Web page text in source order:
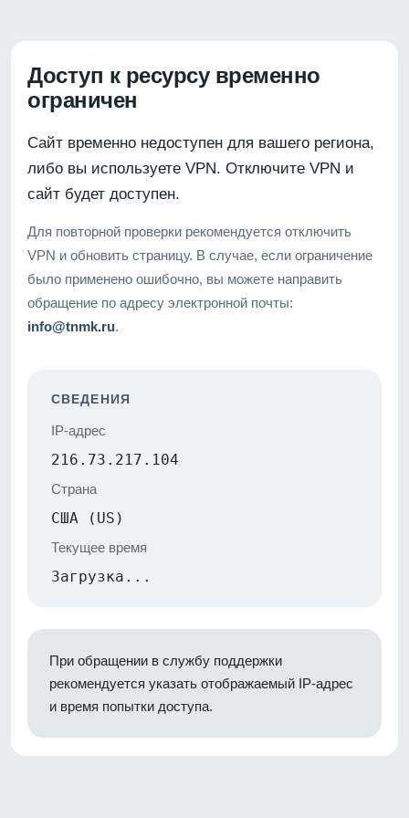
Доступ к ресурсу временно
ограничен
Сайт временно недоступен для вашего региона,
либо вы используете VPN. Отключите VPN и
сайт будет доступен.
Для повторной проверки рекомендуется отключить
VPN и обновить страницу. В случае, если ограничение
было применено ошибочно, вы можете направить
обращение по адресу электронной почты:
info@tnmk.ru.
СВЕДЕНИЯ
IP-адрес
216.73.217.104
Страна
США (US)
Текущее время
Загрузка...
При обращении в службу поддержки
рекомендуется указать отображаемый IP-адрес
и время попытки доступа.